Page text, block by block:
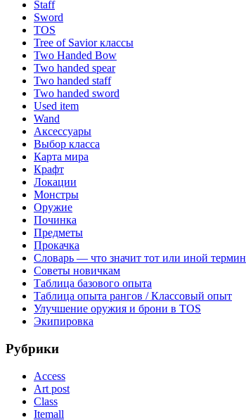
Staff
Sword
TOS
Tree of Savior классы
Two Handed Bow
Two handed spear
Two handed staff
Two handed sword
Used item
Wand
Аксессуары
Выбор класса
Карта мира
Крафт
Локации
Монстры
Оружие
Починка
Предметы
Прокачка
Словарь — что значит тот или иной термин
Советы новичкам
Таблица базового опыта
Таблица опыта рангов / Классовый опыт
Улучшение оружия и брони в TOS
Экипировка
Рубрики
Access
Art post
Class
Itemall